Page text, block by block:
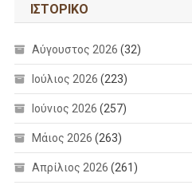
ΙΣΤΟΡΙΚΌ
Αύγουστος 2026 (32)
Ιούλιος 2026 (223)
Ιούνιος 2026 (257)
Μάιος 2026 (263)
Απρίλιος 2026 (261)